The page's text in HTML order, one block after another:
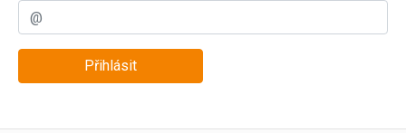
Přihlásit